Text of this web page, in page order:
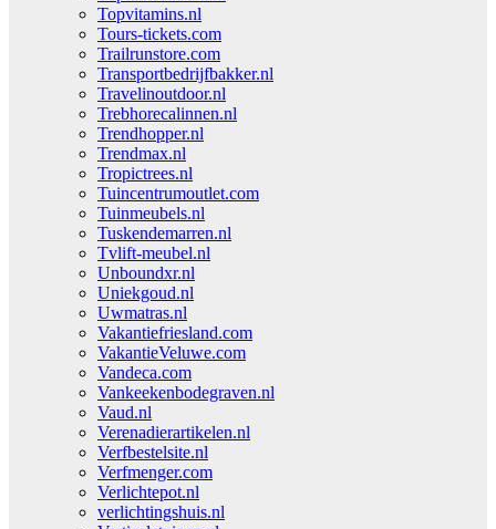
Topvitamins.nl
Tours-tickets.com
Trailrunstore.com
Transportbedrijfbakker.nl
Travelinoutdoor.nl
Trebhorecalinnen.nl
Trendhopper.nl
Trendmax.nl
Tropictrees.nl
Tuincentrumoutlet.com
Tuinmeubels.nl
Tuskendemarren.nl
Tvlift-meubel.nl
Unboundxr.nl
Uniekgoud.nl
Uwmatras.nl
Vakantiefriesland.com
VakantieVeluwe.com
Vandeca.com
Vankeekenbodegraven.nl
Vaud.nl
Verenadierartikelen.nl
Verfbestelsite.nl
Verfmenger.com
Verlichtepot.nl
verlichtingshuis.nl